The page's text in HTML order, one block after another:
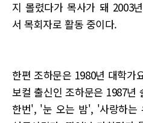
지 몰렸다가 목사가 돼 2003
서 목회자로 활동 중이다.
한편 조하문은 1980년 대학가
보컬 출신인 조하문은 1987년
한번', '눈 오는 밤', '사랑하는